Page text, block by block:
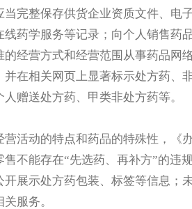
完整保存供货企业资质文件、电
药学服务等记录；向个人销售药
经营方式和经营范围从事药品网
在相关网页上显著标示处方药、
赠送处方药、甲类非处方药等。
营活动的特点和药品的特殊性，《
不能存在“先选药、再补方”的违
展示处方药包装、标签等信息；
服务。